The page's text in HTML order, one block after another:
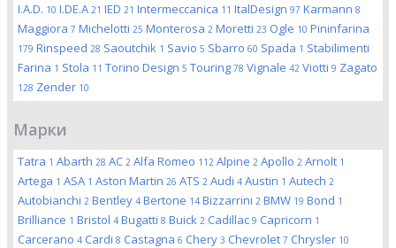
I.A.D. 10 I.DE.A 21 IED 21 Intermeccanica 11 ItalDesign 97 Karmann 8
Maggiora 7 Michelotti 25 Monterosa 2 Moretti 23 Ogle 10 Pininfarina
179 Rinspeed 28 Saoutchik 1 Savio 5 Sbarro 60 Spada 1 Stabilimenti
Farina 1 Stola 11 Torino Design 5 Touring 78 Vignale 42 Viotti 9 Zagato
128 Zender 10
Марки
Tatra 1 Abarth 28 AC 2 Alfa Romeo 112 Alpine 2 Apollo 2 Arnolt 1
Artega 1 ASA 1 Aston Martin 26 ATS 2 Audi 4 Austin 1 Autech 2
Autobianchi 2 Bentley 4 Bertone 14 Bizzarrini 2 BMW 19 Bond 1
Brilliance 1 Bristol 4 Bugatti 8 Buick 2 Cadillac 9 Capricorn 1
Carcerano 4 Cardi 8 Castagna 6 Chery 3 Chevrolet 7 Chrysler 10